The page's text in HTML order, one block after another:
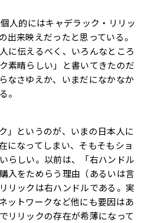
人的にはキャデラック・リリッ
出来映えだったと思っている。
に伝えるべく、いろんなところ
素晴らしい」と書いてきたのだ
なさゆえか、いまだになかなか
。
」というのが、いまの日本人に
になってしまい、そもそもショ
らしい。以前は、「右ハンドル
入をためらう理由（あるいは言
リックは右ハンドルである。実
ットワークなど他にも要因はあ
リリックの存在が希薄になって